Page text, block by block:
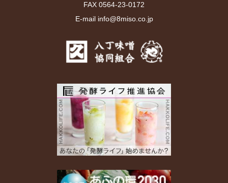
FAX 0564-23-0172
E-mail info@8miso.co.jp